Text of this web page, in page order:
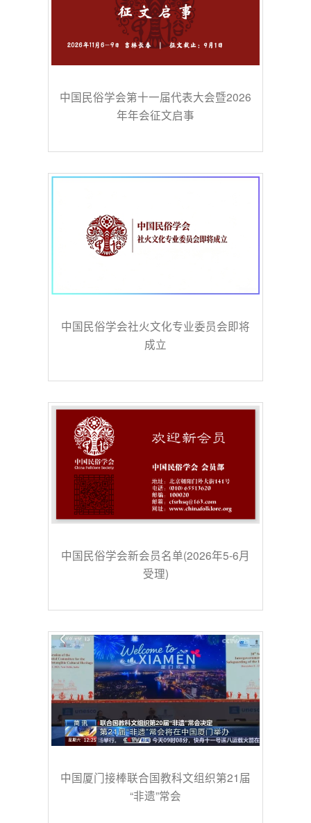
中国民俗学会第十一届代表大会暨2026
年年会征文启事
中国民俗学会社火文化专业委员会即将
成立
中国民俗学会新会员名单(2026年5-6月
受理)
中国厦门接棒联合国教科文组织第21届
“非遗”常会